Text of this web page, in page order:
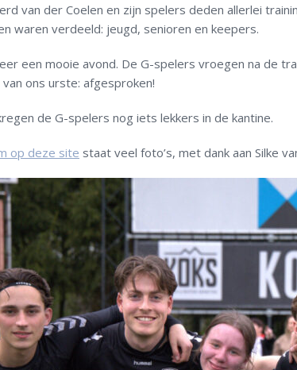
van der Coelen en zijn spelers deden allerlei
waren verdeeld: jeugd, senioren en keepers.
een mooie avond. De G-spelers vroegen na de
ons urste: afgesproken!
de G-spelers nog iets lekkers in de kantine.
op deze site staat veel foto’s, met dank aan Silke